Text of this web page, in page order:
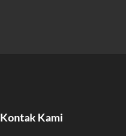
Kontak Kami